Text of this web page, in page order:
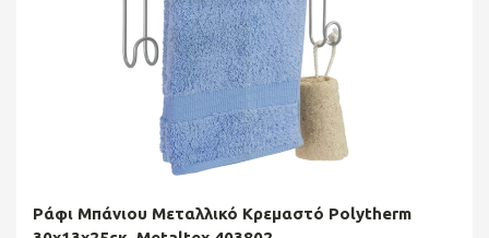
Ράφι Μπάνιου Μεταλλικό Κρεμαστό Polytherm